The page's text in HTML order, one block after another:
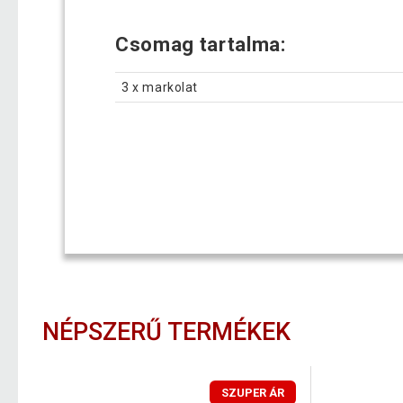
Csomag tartalma:
3 x markolat
NÉPSZERŰ TERMÉKEK
SZUPER ÁR